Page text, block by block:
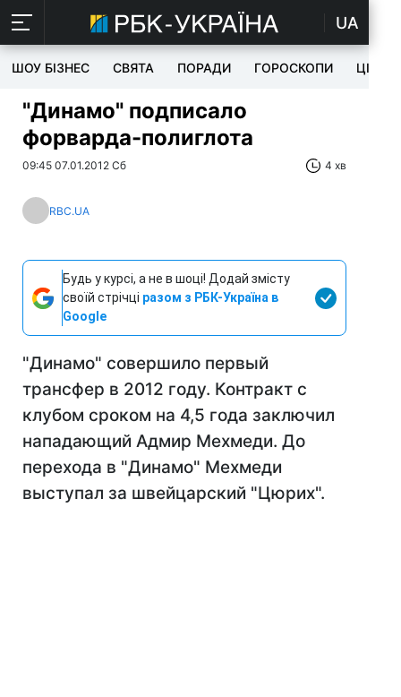
UA
ШОУ БІЗНЕС СВЯТА ПОРАДИ ГОРОСКОПИ ЦІКАВЕ
"Динамо" подписало
форварда-полиглота
09:45 07.01.2012 Сб 4 хв
RBC.UA
Будь у курсі, а не в шоці! Додай змісту
своїй стрічці разом з РБК-Україна в
Google
"Динамо" совершило первый
трансфер в 2012 году. Контракт с
клубом сроком на 4,5 года заключил
нападающий Адмир Мехмеди. До
перехода в "Динамо" Мехмеди
выступал за швейцарский "Цюрих".